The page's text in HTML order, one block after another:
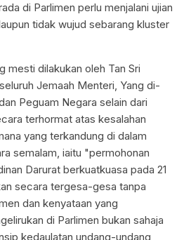
di Parlimen perlu menjalani ujian
tidak wujud sebarang kluster
mesti dilakukan oleh Tan Sri
Jemaah Menteri, Yang di-
Peguam Negara selain dari
terhormat atas kesalahan
yang terkandung di dalam
semalam, iaitu "permohonan
Darurat berkuatkuasa pada 21
secara tergesa-gesa tanpa
dan kenyataan yang
di Parlimen bukan sahaja
kedaulatan undang-undang